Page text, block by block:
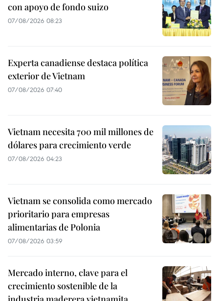
con apoyo de fondo suizo
07/08/2026 08:23
Experta canadiense destaca política
exterior de Vietnam
07/08/2026 07:40
Vietnam necesita 700 mil millones de
dólares para crecimiento verde
07/08/2026 04:23
Vietnam se consolida como mercado
prioritario para empresas
alimentarias de Polonia
07/08/2026 03:59
Mercado interno, clave para el
crecimiento sostenible de la